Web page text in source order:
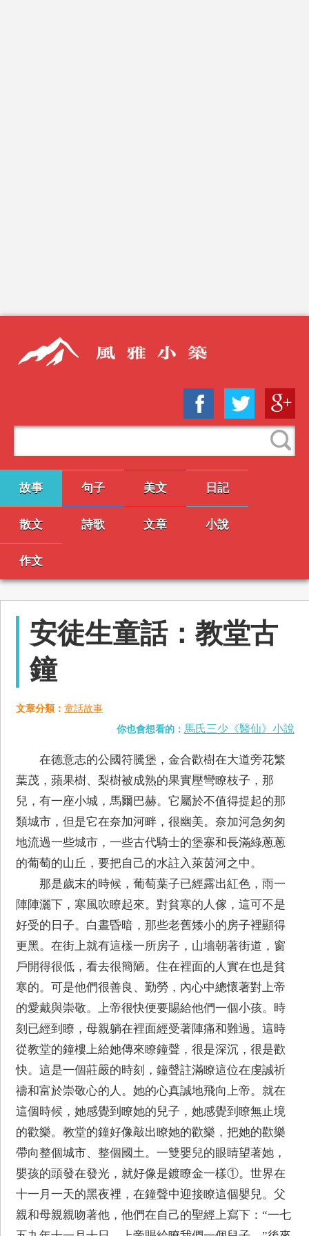
故事 句子 美文 日記
散文 詩歌 文章 小說
作文
安徒生童話：教堂古
鐘
文章分類：童話故事
你也會想看的： 馬氏三少《醫仙》小說
在德意志的公國符騰堡，金合歡樹在大道旁花繁
葉茂，蘋果樹、梨樹被成熟的果實壓彎瞭枝子，那
兒，有一座小城，馬爾巴赫。它屬於不值得提起的那
類城市，但是它在奈加河畔，很幽美。奈加河急匆匆
地流過一些城市，一些古代騎士的堡寨和長滿綠蔥蔥
的葡萄的山丘，要把自己的水註入萊茵河之中。
那是歲末的時候，葡萄葉子已經露出紅色，雨一
陣陣灑下，寒風吹瞭起來。對貧寒的人傢，這可不是
好受的日子。白晝昏暗，那些老舊矮小的房子裡顯得
更黑。在街上就有這樣一所房子，山墻朝著街道，窗
戶開得很低，看去很簡陋。住在裡面的人實在也是貧
寒的。可是他們很善良、勤勞，內心中總懷著對上帝
的愛戴與崇敬。上帝很快便要賜給他們一個小孩。時
刻已經到瞭，母親躺在裡面經受著陣痛和難過。這時
從教堂的鐘樓上給她傳來瞭鐘聲，很是深沉，很是歡
快。這是一個莊嚴的時刻，鐘聲註滿瞭這位在虔誠祈
禱和富於崇敬心的人。她的心真誠地飛向上帝。就在
這個時候，她感覺到瞭她的兒子，她感覺到瞭無止境
的歡樂。教堂的鐘好像敲出瞭她的歡樂，把她的歡樂
帶向整個城市、整個國土。一雙嬰兒的眼睛望著她，
嬰孩的頭發在發光，就好像是鍍瞭金一樣①。世界在
十一月一天的黑夜裡，在鐘聲中迎接瞭這個嬰兒。父
親和母親親吻著他，他們在自己的聖經上寫下：“一七